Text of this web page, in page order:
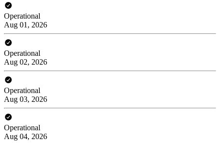
Operational
Aug 01, 2026
Operational
Aug 02, 2026
Operational
Aug 03, 2026
Operational
Aug 04, 2026